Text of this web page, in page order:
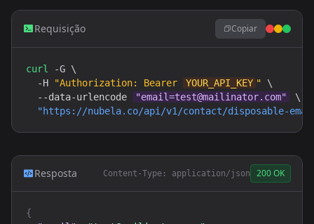
Requisição Copiar
curl
-G \
  -H
"Authorization: Bearer YOUR_API_KEY " \
  --data-urlencode
"email=test@mailinator.com"
\
"https://nubela.co/api/v1/contact/disposable-
Resposta Content-Type: application/json 200 OK
{